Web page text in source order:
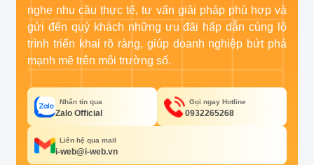
nghe nhu cầu thực tế, tư vấn giải pháp phù hợp và
gửi đến quý khách những ưu đãi hấp dẫn cùng lộ
trình triển khai rõ ràng, giúp doanh nghiệp bứt phá
mạnh mẽ trên môi trường số.
Nhắn tin qua
Zalo Official
Gọi ngay Hotline
0932265268
Liên hệ qua mail
i-web@i-web.vn